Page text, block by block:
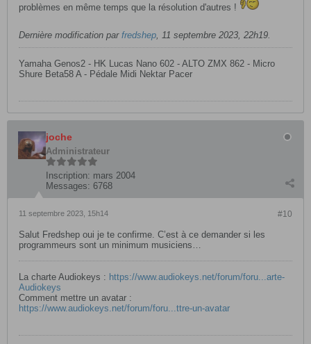
problèmes en même temps que la résolution d'autres !
Dernière modification par fredshep, 11 septembre 2023, 22h19.
Yamaha Genos2 - HK Lucas Nano 602 - ALTO ZMX 862 - Micro
Shure Beta58 A - Pédale Midi Nektar Pacer
joche
Administrateur
Inscription: mars 2004
Messages: 6768
#10
11 septembre 2023, 15h14
Salut Fredshep oui je te confirme. C’est à ce demander si les
programmeurs sont un minimum musiciens…
La charte Audiokeys : https://www.audiokeys.net/forum/foru...arte-
Audiokeys
Comment mettre un avatar :
https://www.audiokeys.net/forum/foru...ttre-un-avatar